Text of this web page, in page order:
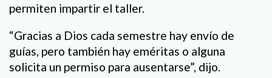
permiten impartir el taller.
“Gracias a Dios cada semestre hay envío de
guías, pero también hay eméritas o alguna
solicita un permiso para ausentarse”, dijo.